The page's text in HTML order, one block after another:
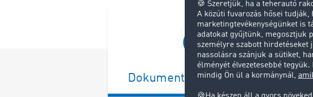
Dokumentumok gyűjtése